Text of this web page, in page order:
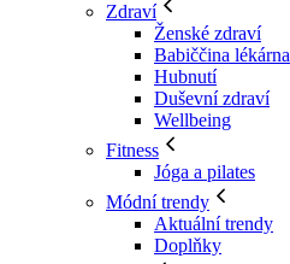
Zdraví
Ženské zdraví
Babiččina lékárna
Hubnutí
Duševní zdraví
Wellbeing
Fitness
Jóga a pilates
Módní trendy
Aktuální trendy
Doplňky